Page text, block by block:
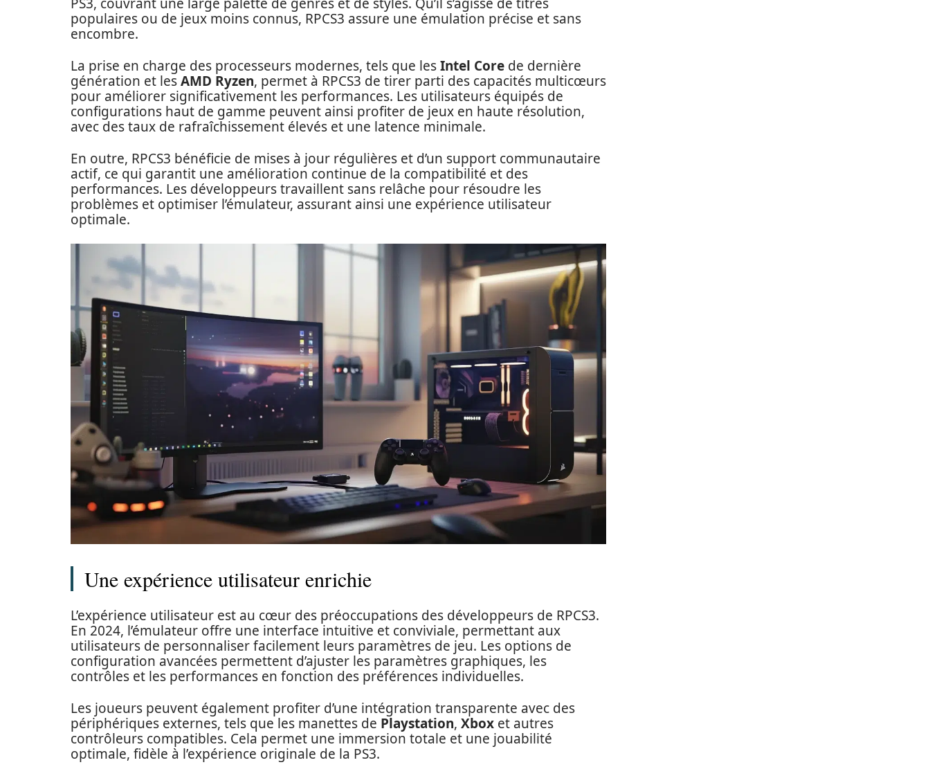
populaires ou de jeux moins connus, RPCS3 assure une émulation précise et sans
encombre.
La prise en charge des processeurs modernes, tels que lesIntel Core de dernière
génération et lesAMD Ryzen, permet à RPCS3 de tirer parti des capacités multicœurs
pour améliorer significativement les performances. Les utilisateurs équipés de
configurations haut de gamme peuvent ainsi profiter de jeux en haute résolution,
avec des taux de rafraîchissement élevés et une latence minimale.
En outre, RPCS3 bénéficie de mises à jour régulières et d’un support communautaire
actif, ce qui garantit une amélioration continue de la compatibilité et des
performances. Les développeurs travaillent sans relâche pour résoudre les
problèmes et optimiser l’émulateur, assurant ainsi une expérience utilisateur
optimale.
Une expérience utilisateur enrichie
L’expérience utilisateur est au cœur des préoccupations des développeurs de RPCS3.
En 2024, l’émulateur offre une interface intuitive et conviviale, permettant aux
utilisateurs de personnaliser facilement leurs paramètres de jeu. Les options de
configuration avancées permettent d’ajuster les paramètres graphiques, les
contrôles et les performances en fonction des préférences individuelles.
Les joueurs peuvent également profiter d’une intégration transparente avec des
périphériques externes, tels que les manettes de Playstation, Xbox et autres
contrôleurs compatibles. Cela permet une immersion totale et une jouabilité
optimale, fidèle à l’expérience originale de la PS3.